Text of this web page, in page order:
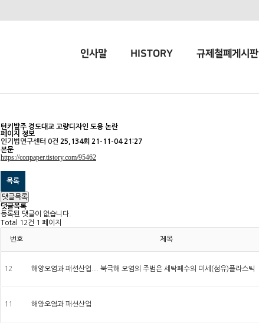
인사말 HISTORY 규제철폐게시판
턴키발주 경도대교 교량디자인 도용 논란
페이지 정보
인기법연구센터 0건 25,134회 21-11-04 21:27
본문
https://conpaper.tistory.com/95462
목록
댓글목록
댓글목록
등록된 댓글이 없습니다.
Total 12건 1 페이지
번호 제목
12 해양오염과 패션산업... 북극해 오염의 주범은 세탁폐수의 미세(섬유)플라스틱
11 해양오염과 패션산업